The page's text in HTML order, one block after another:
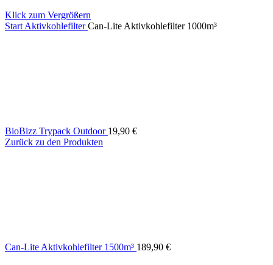
Klick zum Vergrößern
Start AktivkohlefilterCan-Lite Aktivkohlefilter 1000m³
BioBizz Trypack Outdoor 19,90 €
Zurück zu den Produkten
Can-Lite Aktivkohlefilter 1500m³ 189,90 €